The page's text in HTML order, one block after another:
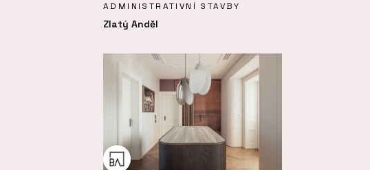
ADMINISTRATIVNÍ STAVBY
Zlatý Anděl